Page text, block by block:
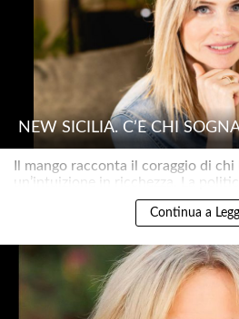
NEW SICILIA. C’È CHI
Il mango racconta il coraggio di
un’intuizione in ricchezza. La
Continua a